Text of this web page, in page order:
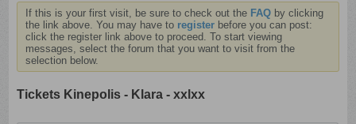
If this is your first visit, be sure to check out the FAQ by clicking
the link above. You may have to register before you can post:
click the register link above to proceed. To start viewing
messages, select the forum that you want to visit from the
selection below.
Tickets Kinepolis - Klara - xxlxx